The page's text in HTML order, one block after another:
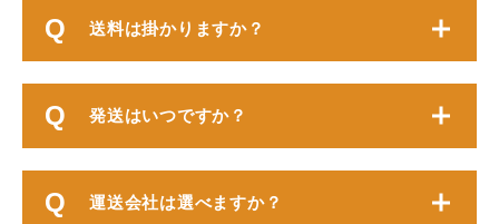
送料は掛かりますか？
発送はいつですか？
運送会社は選べますか？